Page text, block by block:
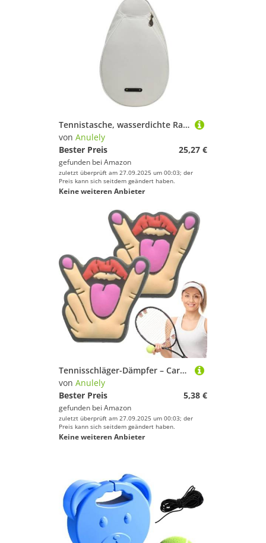
Tennistasche, wasserdichte Racquetball-Tasche, modischer Tennis-Rucksack, glatter Reißverschluss, Gurkenball-Tragetasche für Männer und Frauen
von Anulely
Bester Preis
25,27 €
gefunden bei Amazon
zuletzt überprüft am 27.09.2025 um 00:03; der
Preis kann sich seitdem geändert haben.
Keine weiteren Anbieter
Tennisschläger-Dämpfer – Cartoon-Tennisschläger-Stoßdämpfer | Professioneller Silikon-Tennisschläger-Dämpfer, Tennisschläger-Zubehör zur Verbesserung der Tennisfähigkeiten
von Anulely
Bester Preis
5,38 €
gefunden bei Amazon
zuletzt überprüft am 27.09.2025 um 00:03; der
Preis kann sich seitdem geändert haben.
Keine weiteren Anbieter